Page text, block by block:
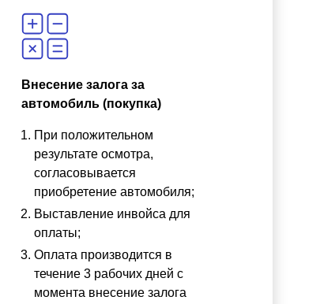
Внесение залога за
автомобиль (покупка)
При положительном
результате осмотра,
согласовывается
приобретение автомобиля;
Выставление инвойса для
оплаты;
Оплата производится в
течение 3 рабочих дней с
момента внесение залога